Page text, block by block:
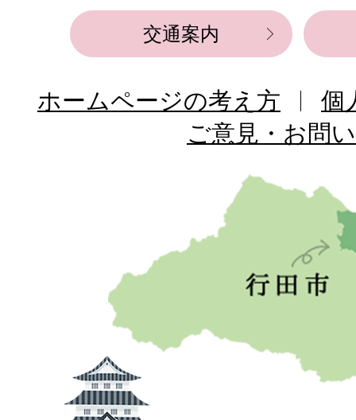
交通案内
ホームページの考え方
個
ご意見・お問